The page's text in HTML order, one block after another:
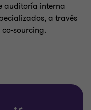
auditoría interna
a través
sourcing.